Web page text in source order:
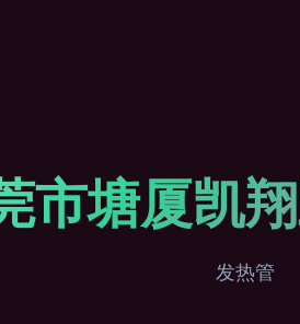
市塘厦凯
发热管